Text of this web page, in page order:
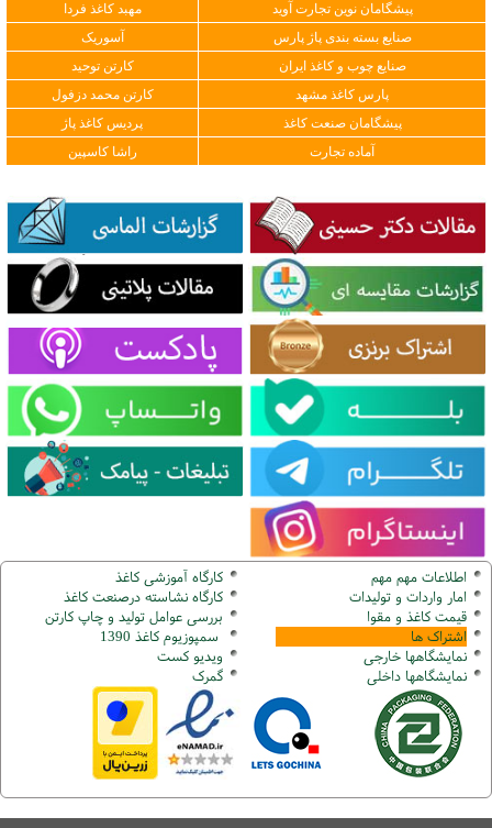
پیشگامان نوین تجارت آوید
مهبد کاغذ فردا
صنایع بسته بندی پاژ پارس
آسوریک
صنایع چوب و کاغذ ایران
کارتن توحید
پارس کاغذ مشهد
کارتن محمد دزفول
پیشگامان صنعت کاغذ
پردیس کاغذ پاژ
آماده تجارت
راشا کاسپین
اطلاعات مهم مهم
امار واردات و تولیدات
قیمت کاغذ و مقوا
اشتراک ها
نمایشگاهها خارجی
نمایشگاهها داخلی
کارگاه آموزشی کاغذ
کارگاه نشاسته درصنعت کاغذ
بررسی عوامل تولید و چاپ کارتن
سمپوزیوم کاغذ 1390
ویدیو کست
گمرک